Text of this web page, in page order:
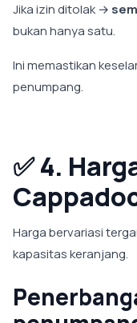
Jika izin ditolak →
bukan hanya satu.
Ini memastikan
penumpang.
✅4.
Harga bervariasi
kapasitas keranjang.